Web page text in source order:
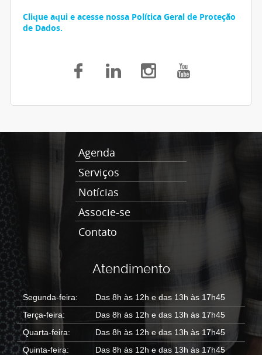
Clique aqui e acesse nossa Política Geral de Proteção
de Dados.
Agenda
Serviços
Notícias
Associe-se
Contato
Atendimento
Segunda-feira:
Das 8h às 12h e das 13h às 17h45
Terça-feira:
Das 8h às 12h e das 13h às 17h45
Quarta-feira:
Das 8h às 12h e das 13h às 17h45
Quinta-feira:
Das 8h às 12h e das 13h às 17h45